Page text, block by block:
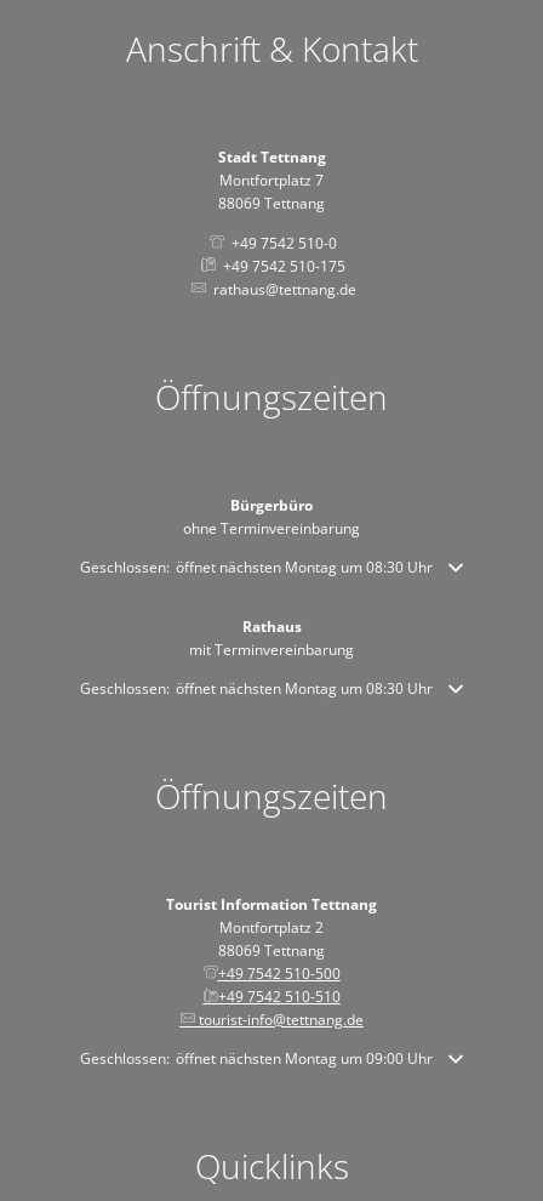
Anschrift & Kontakt
Stadt Tettnang
Montfortplatz 7
88069 Tettnang
+49 7542 510-0
+49 7542 510-175
rathaus@tettnang.de
Öffnungszeiten
Bürgerbüro
ohne Terminvereinbarung
Klicken, um weitere Öffnungs- oder Schließzeiten auszublenden
Geschlossen: öffnet nächsten Montag um 08:30 Uhr
Rathaus
mit Terminvereinbarung
Klicken, um weitere Öffnungs- oder Schließzeiten auszublenden
Geschlossen: öffnet nächsten Montag um 08:30 Uhr
Öffnungszeiten
Tourist Information Tettnang
Montfortplatz 2
88069 Tettnang
+49 7542 510-500
+49 7542 510-510
tourist-info@tettnang.de
Klicken, um weitere Öffnungs- oder Schließzeiten auszublenden
Geschlossen: öffnet nächsten Montag um 09:00 Uhr
Quicklinks